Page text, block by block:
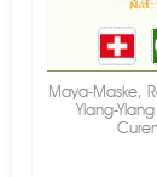
Maya-Maske,
Ylang-